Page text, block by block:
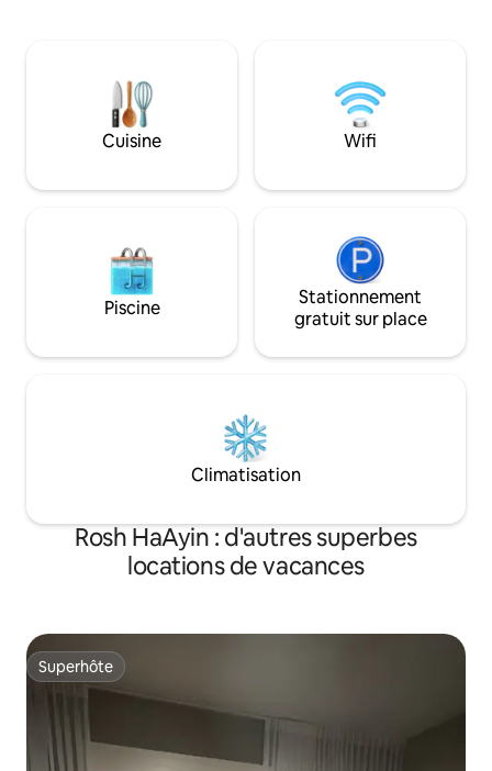
heures seulement, pour une journée
complète ou pour plusieurs jours, selon
ce qui vous convient le mieux ! Et
que ce soit ! Disponible, attentif et
toujours heureux de vous aider pour que
endroit où dormir, c'est une expérience
d'art et un zoo.
et Beilinson sont
Le logement est
pied depuis le
Aviv et à environ
de
(pas besoin
Cuisine Wifi
Piscine
Stationnement
gratuit sur place
Climatisation
Rosh HaAyin : d'autres superbes
locations de vacances
Superhôte
Superhôte